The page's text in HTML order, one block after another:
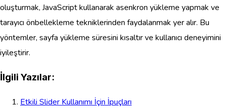
oluşturmak, JavaScript kullanarak asenkron yükleme yapmak ve
tarayıcı önbellekleme tekniklerinden faydalanmak yer alır. Bu
yöntemler, sayfa yükleme süresini kısaltır ve kullanıcı deneyimini
iyileştirir.
İlgili Yazılar:
Etkili Slider Kullanımı İçin İpuçları